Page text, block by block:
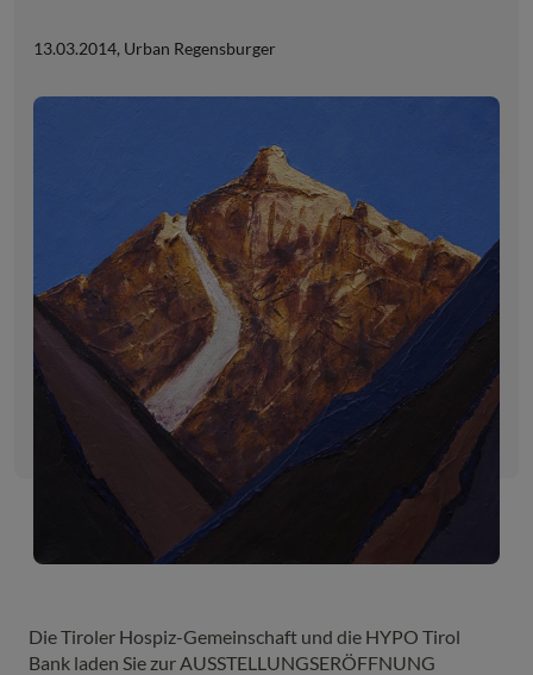
13.03.2014, Urban Regensburger
Die Tiroler Hospiz-Gemeinschaft und die HYPO Tirol
Bank laden Sie zur AUSSTELLUNGSERÖFFNUNG